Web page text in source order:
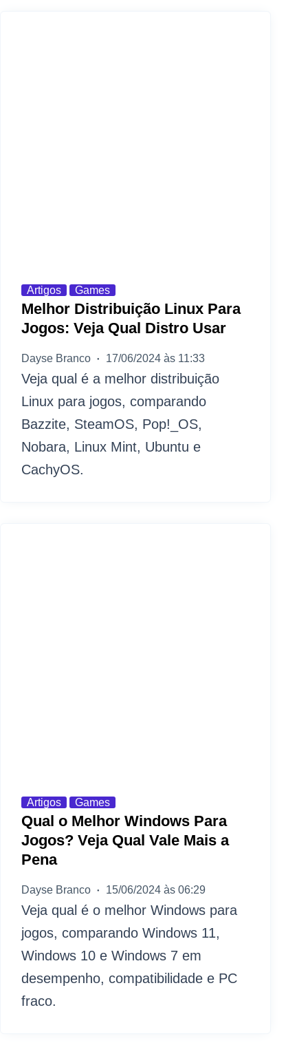
Artigos Games
Melhor Distribuição Linux Para
Jogos: Veja Qual Distro Usar
Dayse Branco 17/06/2024 às 11:33
Veja qual é a melhor distribuição
Linux para jogos, comparando
Bazzite, SteamOS, Pop!_OS,
Nobara, Linux Mint, Ubuntu e
CachyOS.
Artigos Games
Qual o Melhor Windows Para
Jogos? Veja Qual Vale Mais a
Pena
Dayse Branco 15/06/2024 às 06:29
Veja qual é o melhor Windows para
jogos, comparando Windows 11,
Windows 10 e Windows 7 em
desempenho, compatibilidade e PC
fraco.